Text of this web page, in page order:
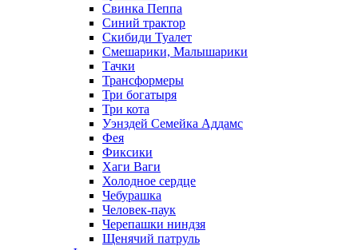
Свинка Пеппа
Синий трактор
Скибиди Туалет
Смешарики, Малышарики
Тачки
Трансформеры
Три богатыря
Три кота
Уэнздей Семейка Аддамс
Фея
Фиксики
Хаги Ваги
Холодное сердце
Чебурашка
Человек-паук
Черепашки ниндзя
Щенячий патруль